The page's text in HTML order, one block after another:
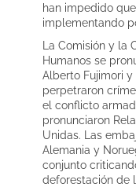
han impedido
implementando
La Comisión y la
Humanos se
Alberto Fujimori
perpetraron
el conflicto
pronunciaron
Unidas. Las
Alemania y
conjunto
deforestación de